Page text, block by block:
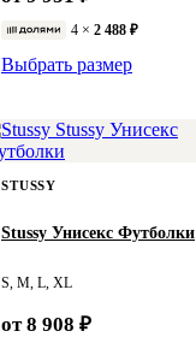
4 × 2 488 ₽
Выбрать размер
STUSSY
Stussy Унисекс Футболки
S, M, L, XL
от 8 908 ₽